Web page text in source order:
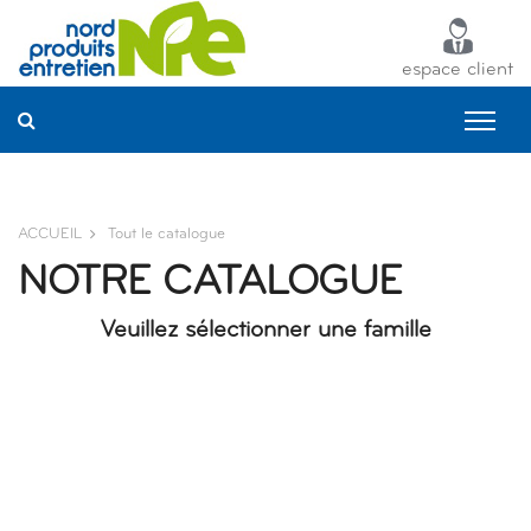
espace client
ACCUEIL Tout le catalogue
NOTRE CATALOGUE
Veuillez sélectionner une famille
Panneau de gestion des cookies